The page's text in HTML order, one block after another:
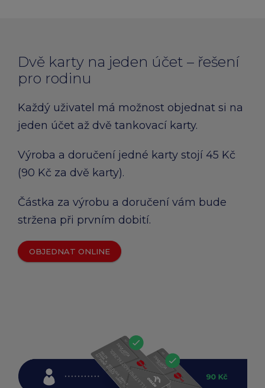
Dvě karty na jeden účet – řešení
pro rodinu
Každý uživatel má možnost objednat si na
jeden účet až dvě tankovací karty.
Výroba a doručení jedné karty stojí 45 Kč
(90 Kč za dvě karty).
Částka za výrobu a doručení vám bude
stržena při prvním dobití.
OBJEDNAT ONLINE